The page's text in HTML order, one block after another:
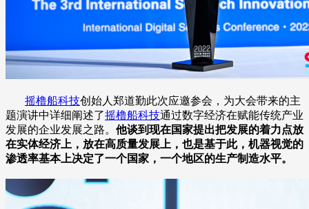
摇橹船科技创始人郑道勤此次应邀参会，为大会带来的主
题演讲中详细阐述了摇橹船科技通过数字经济在赋能传统产业
发展的企业发展之路。 他谈到现在国家提出把发展的着力点放
在实体经济上，放在高质量发展上，也是基于此，机器视觉的
渗透率基本上决定了一个国家，一个地区的生产制造水平。